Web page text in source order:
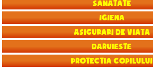
Sanatate
Igiena
Asigurari de viata
Daruieste
Protectia copilului